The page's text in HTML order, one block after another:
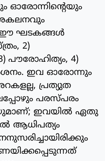
ഓരോന്നിന്റെയും
ഘടകങ്ങള്‍
2)
4)
ഇവ ഓരോന്നും
പ്രത്യുത
പരസ്പരം
ഇവയില്‍ ഏതു
ആധിപത്യം